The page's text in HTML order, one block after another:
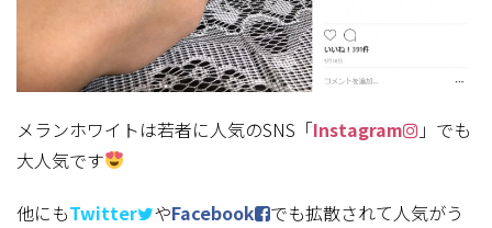
メランホワイトは若者に人気のSNS「Instagram
」でも
大人気です
他にもTwitter やFacebook
でも拡散されて人気がう